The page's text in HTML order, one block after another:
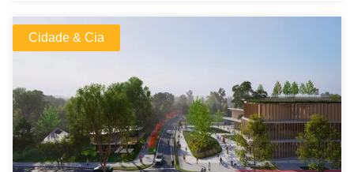
Cidade & Cia